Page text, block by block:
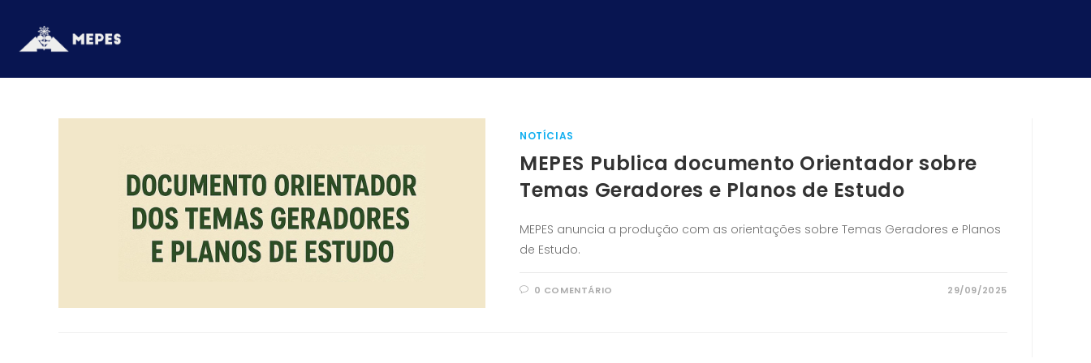
NOTÍCIAS
MEPES Publica documento Orientador sobre
Temas Geradores e Planos de Estudo
MEPES anuncia a produção com as orientações sobre Temas Geradores e Planos
de Estudo.
0 COMENTÁRIO 29/09/2025